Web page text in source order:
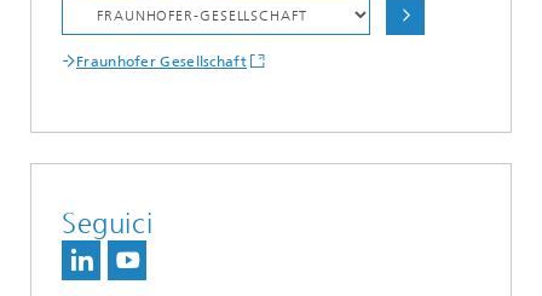
Fraunhofer Gesellschaft
Seguici